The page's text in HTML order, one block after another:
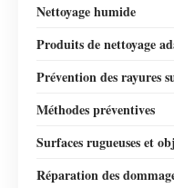
Nettoyage humide
Produits de nettoyage
Prévention des rayures
Méthodes préventives
Surfaces rugueuses et
Réparation des